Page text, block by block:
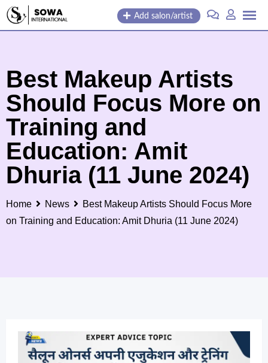
Skip
Add salon/artist
Best Makeup Artists
Should Focus More on
Training and
Education: Amit
Dhuria (11 June 2024)
Home News
Best Makeup Artists Should Focus More
on Training and Education: Amit Dhuria (11 June 2024)